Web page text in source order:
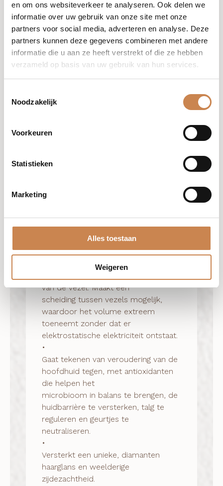
en om ons websiteverkeer te analyseren. Ook delen we
informatie over uw gebruik van onze site met onze
partners voor social media, adverteren en analyse. Deze
partners kunnen deze gegevens combineren met andere
informatie die u aan ze heeft verstrekt of die ze hebben
verzameld op basis van uw gebruik van hun services.
Noodzakelijk
Voorkeuren
Statistieken
Marketing
Alles toestaan
Weigeren
Proteïnecomplex met vijf
sporenelementen, Complex van acht
multivitaminen, Plantaardig collageen,
Thermaal water, Natuurlijke
tensioactieve stoffen uit kokos en
haveraminozuren
Voordelen
Problemen: gebrek aan volume en
Tot wel vijf* keer meer extreem
•
door in de haarvezel, waardoor de
dikte en diameter van binnenuit
worden versterkt.
•
Zorgt voor een ionische versterking
van de vezel. Maakt een
scheiding tussen vezels mogelijk,
waardoor het volume extreem
toeneemt zonder dat er
elektrostatische elektriciteit ontstaat.
•
Gaat tekenen van veroudering van de
hoofdhuid tegen, met antioxidanten
die helpen het
microbioom in balans te brengen, de
huidbarrière te versterken, talg te
reguleren en geurtjes te
neutraliseren.
•
Versterkt een unieke, diamanten
haarglans en weelderige
zijdezachtheid.